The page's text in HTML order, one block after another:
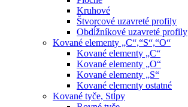
Kruhové
Štvorcové uzavreté profily
Obdĺžníkové uzavreté profily
Kované elementy „C“,“S“,“O“
Kované elementy „C“
Kované elementy „O“
Kované elementy „S“
Kované elementy ostatné
Kované tyče, Stĺpy